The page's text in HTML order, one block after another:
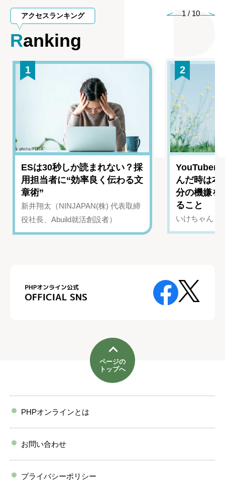
アクセスランキング
Ranking
1 / 10
1
ESは30秒しか読まれない？採
用担当者に“効率良く伝わる文
章術”
新井翔太（NINJAPAN(株) 代表取締
役社長、Abuild就活創設者）
2
YouTuber
んだ時は
分の機嫌を
ること
いけちゃん（
ページの
トップへ
PHPオンラインとは
お問い合わせ
プライバシーポリシー